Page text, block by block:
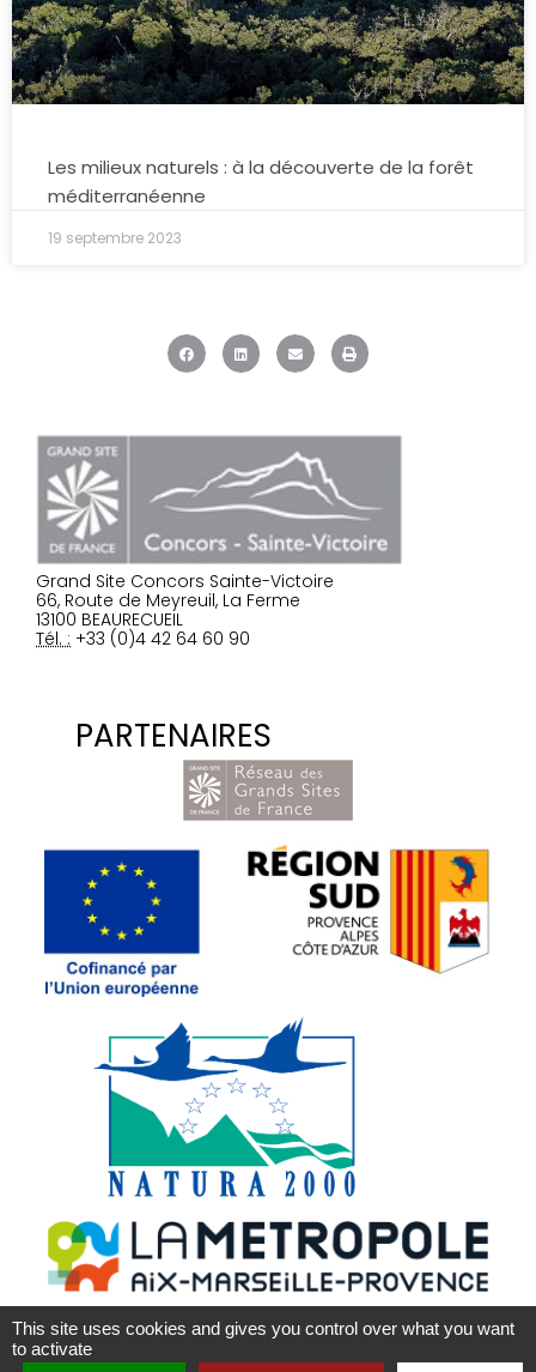
Les milieux naturels : à la découverte de la forêt
méditerranéenne
19 septembre 2023
Grand Site Concors Sainte-Victoire
66, Route de Meyreuil, La Ferme
13100 BEAURECUEIL
Tél. : +33 (0)4 42 64 60 90
PARTENAIRES
This site uses cookies and gives you control over what you want
to activate